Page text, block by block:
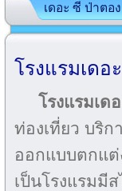
เดอะ ซี ป่าตอง
โรงแรมเดอ
โรงแรมเด
ท่องเที่ยว บริ
ออกแบบตกแต่
เป็นโรงแรมมี